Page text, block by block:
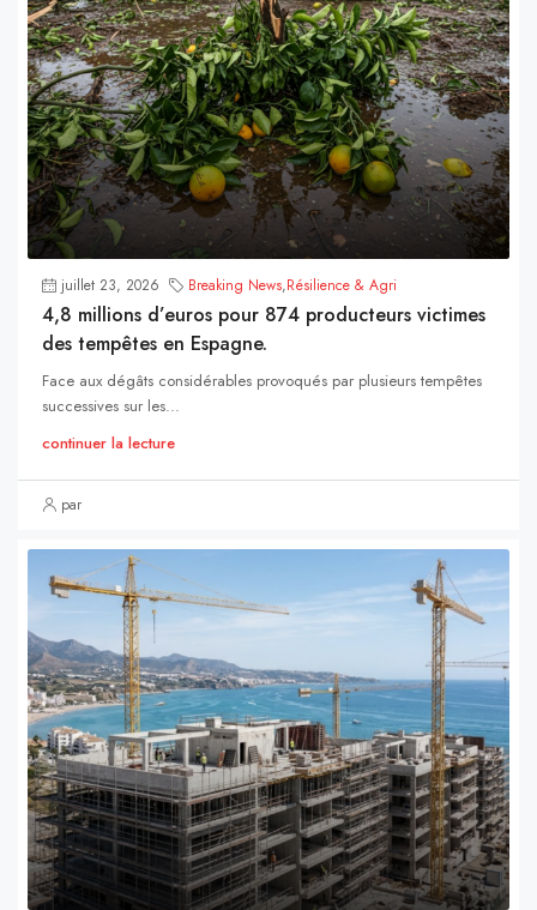
juillet 23, 2026 Breaking News,Résilience & Agri
4,8 millions d’euros pour 874 producteurs victimes
des tempêtes en Espagne.
Face aux dégâts considérables provoqués par plusieurs tempêtes
successives sur les...
continuer la lecture
par